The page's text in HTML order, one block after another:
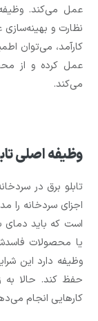
عمل می‌کند.
نظارت و
کارآمد، می‌توان
عمل کرده و از
می‌کند.
وظیفه اصلی
تابلو برق در
اجزای سردخانه را
است که باید دمای
یا محصولات
وظیفه دارد این
حفظ کند. حالا به
کارهایی انجام